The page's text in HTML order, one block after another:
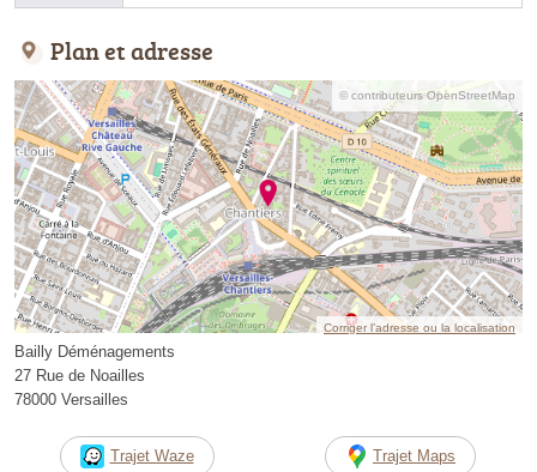
Plan et adresse
© contributeurs OpenStreetMap
Corriger l’adresse ou la localisation
Bailly Déménagements
27 Rue de Noailles
78000 Versailles
Trajet Waze Trajet Maps